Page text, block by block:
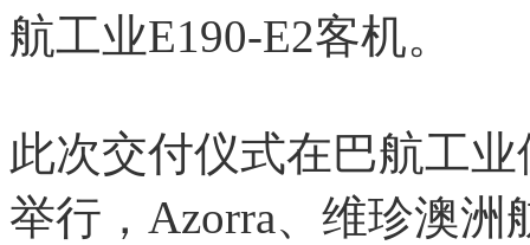
航工业E190-E2客机。
此次交付仪式在巴航工
举行，Azorra、维珍澳